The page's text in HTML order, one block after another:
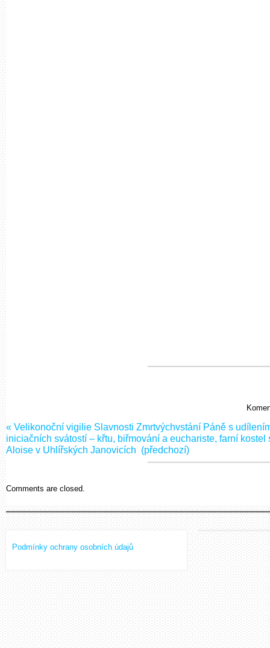
« Velikonoční vigilie Slavnosti Zmrtvýchvstání Páně s
iniciačních svátostí – křtu, biřmování a euchariste, farní kostel
Aloise v Uhlířských Janovicích (předchozí)
Comments are closed.
Podmínky ochrany osobních údajů